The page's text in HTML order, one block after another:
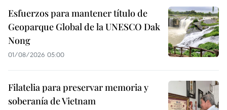
Esfuerzos para mantener título de
Geoparque Global de la UNESCO Dak
Nong
01/08/2026 05:00
Filatelia para preservar memoria y
soberanía de Vietnam